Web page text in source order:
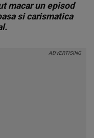
macar un episod
si carismatica